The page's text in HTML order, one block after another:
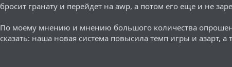
бросит гранату и перейдет на awp, а потом его еще и не
По моему мнению и мнению большого количества
сказать: наша новая система повысила темп игры и